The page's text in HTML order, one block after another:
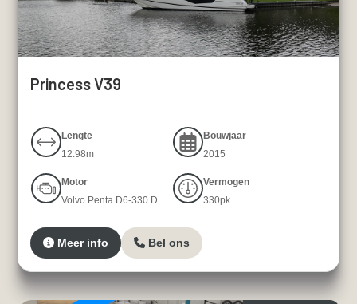
Princess V39
Lengte
12.98m
Bouwjaar
2015
Motor
Volvo Penta D6-330 DP D6-330 DP
Vermogen
330pk
Meer info Bel ons